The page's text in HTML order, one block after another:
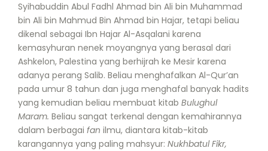
Syihabuddin Abul Fadhl Ahmad bin Ali bin Muhammad
bin Ali bin Mahmud Bin Ahmad bin Hajar, tetapi beliau
dikenal sebagai Ibn Hajar Al-Asqalani karena
kemasyhuran nenek moyangnya yang berasal dari
Ashkelon, Palestina yang berhijrah ke Mesir karena
adanya perang Salib. Beliau menghafalkan Al-Qur’an
pada umur 8 tahun dan juga menghafal banyak hadits
yang kemudian beliau membuat kitab Bulughul
Maram. Beliau sangat terkenal dengan kemahirannya
dalam berbagai fan ilmu, diantara kitab-kitab
karangannya yang paling mahsyur: Nukhbatul Fikr,